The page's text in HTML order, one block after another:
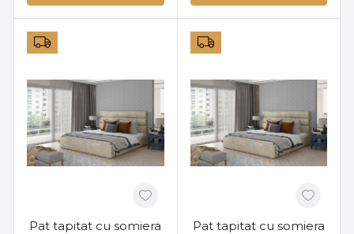
Pat tapitat cu somiera
Pat tapitat cu somiera